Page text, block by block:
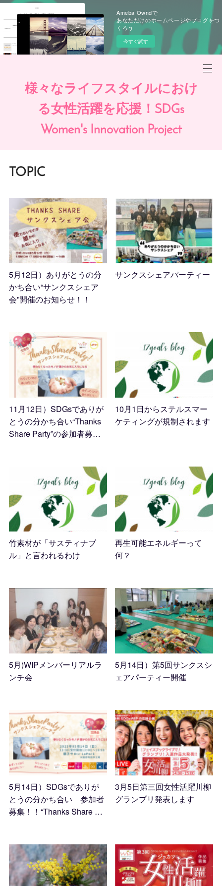
Ameba Owndで
あなただけのホームページやブログをつ
くろう
今すぐ試す
様々なライフスタイルにおけ
る女性活躍を応援！SDGs
Women's Innovation Project
TOPIC
5月12日）ありがとうの分
かち合い“サンクスシェア
会”開催のお知らせ！！
サンクスシェアパーティー
11月12日）SDGsでありが
とうの分かち合い“Thanks
Share Party”の参加者募…
10月1日からステルスマー
ケティングが規制されます
竹素材が「サスティナブ
ル」と言われるわけ
再生可能エネルギーって
何？
5月)WIPメンバーリアルラ
ンチ会
5月14日）第5回サンクスシ
ェアパーティー開催
5月14日）SDGsでありが
とうの分かち合い 参加者
募集！！“Thanks Share …
3月5日第三回女性活躍川柳
グランプリ発表します